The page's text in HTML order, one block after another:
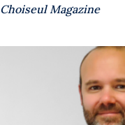
Choiseul Magazine